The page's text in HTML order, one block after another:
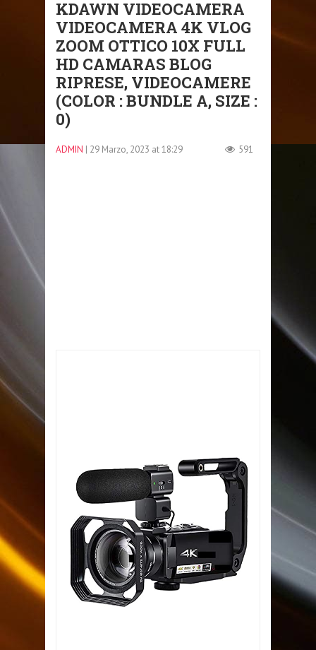
KDAWN VIDEOCAMERA
VIDEOCAMERA 4K VLOG
ZOOM OTTICO 10X FULL
HD CAMARAS BLOG
RIPRESE, VIDEOCAMERE
(COLOR : BUNDLE A, SIZE :
0)
ADMIN | 29 Marzo, 2023 at 18:29 591